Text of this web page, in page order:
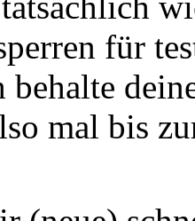
für
mal bis